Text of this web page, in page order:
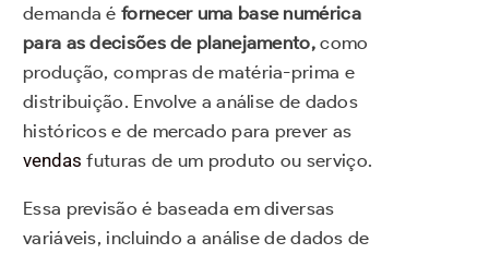
demanda é fornecer uma base numérica
para as decisões de planejamento,como
produção, compras de matéria-prima e
distribuição. Envolve a análise de dados
históricos e de mercado para prever as
vendas futuras de um produto ou serviço.
Essa previsão é baseada em diversas
variáveis, incluindo a análise de dados de